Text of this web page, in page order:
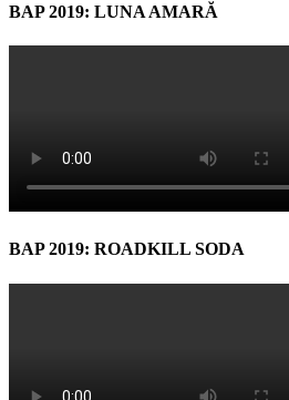
BAP 2019: LUNA AMARĂ
BAP 2019: ROADKILL SODA